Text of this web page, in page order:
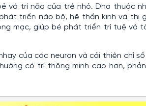
và trí não của trẻ nhỏ. Dha thuộc
triển não bộ, hệ thần kinh và thị
mạc, giúp bé phát triển trí tuệ và
của các neuron và cải thiện chỉ số
có trí thông minh cao hơn,